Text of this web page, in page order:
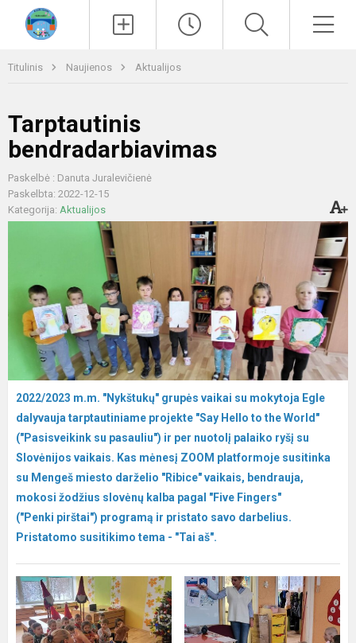
Titulinis Naujienos Aktualijos
Tarptautinis
bendradarbiavimas
Paskelbė : Danuta Juralevičienė
Paskelbta: 2022-12-15
Kategorija: Aktualijos
2022/2023 m.m. "Nykštukų" grupės vaikai su mokytoja Egle
dalyvauja tarptautiniame projekte "Say Hello to the World"
("Pasisveikink su pasauliu") ir per nuotolį palaiko ryšį su
Slovėnijos vaikais. Kas mėnesį ZOOM platformoje susitinka
su Mengeš miesto darželio "Ribice" vaikais, bendrauja,
mokosi žodžius slovėnų kalba pagal "Five Fingers"
("Penki pirštai") programą ir pristato savo darbelius.
Pristatomo susitikimo tema - "Tai aš".